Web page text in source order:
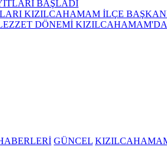
BAŞLADI
KIZILCAHAMAM İLÇE
DÖNEMİ
GÜNCEL